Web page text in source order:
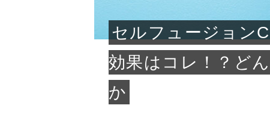
セルフュージョン
効果はコレ！？ど
か